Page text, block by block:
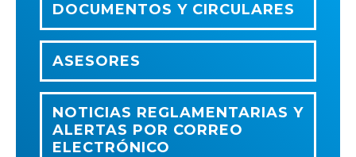
DOCUMENTOS Y CIRCULARES
ASESORES
NOTICIAS REGLAMENTARIAS Y
ALERTAS POR CORREO
ELECTRÓNICO